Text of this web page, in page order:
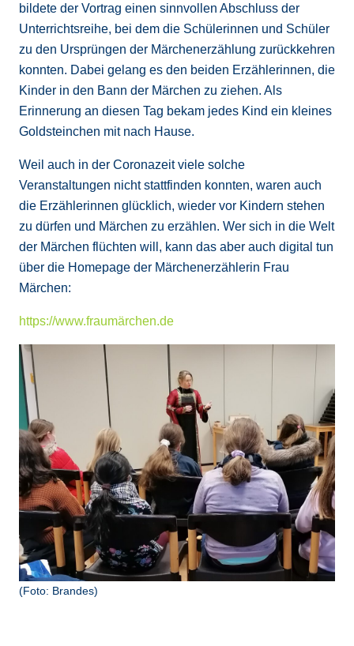
bildete der Vortrag einen sinnvollen Abschluss der
Unterrichtsreihe, bei dem die Schülerinnen und Schüler
zu den Ursprüngen der Märchenerzählung zurückkehren
konnten. Dabei gelang es den beiden Erzählerinnen, die
Kinder in den Bann der Märchen zu ziehen. Als
Erinnerung an diesen Tag bekam jedes Kind ein kleines
Goldsteinchen mit nach Hause.
Weil auch in der Coronazeit viele solche
Veranstaltungen nicht stattfinden konnten, waren auch
die Erzählerinnen glücklich, wieder vor Kindern stehen
zu dürfen und Märchen zu erzählen. Wer sich in die Welt
der Märchen flüchten will, kann das aber auch digital tun
über die Homepage der Märchenerzählerin Frau
Märchen:
https://www.fraumärchen.de
(Foto: Brandes)